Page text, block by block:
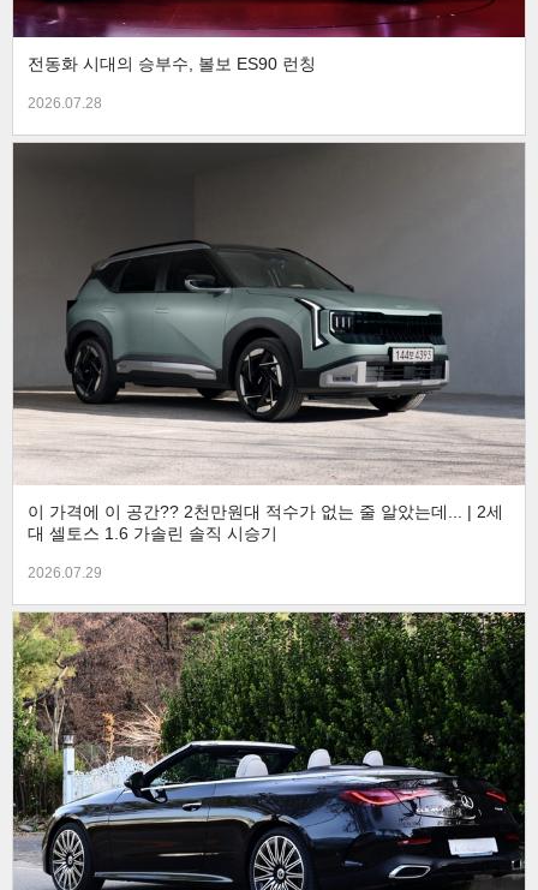
전동화 시대의 승부수, 볼보 ES90 런칭
2026.07.28
이 가격에 이 공간?? 2천만원대 적수가 없는 줄 알았는데... | 2세
대 셀토스 1.6 가솔린 솔직 시승기
2026.07.29